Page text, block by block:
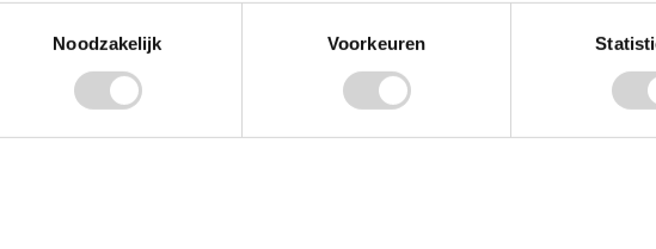
Noodzakelijk
Voorkeuren
Tokai Aansteker Elektrisch Popart 5
Tokai